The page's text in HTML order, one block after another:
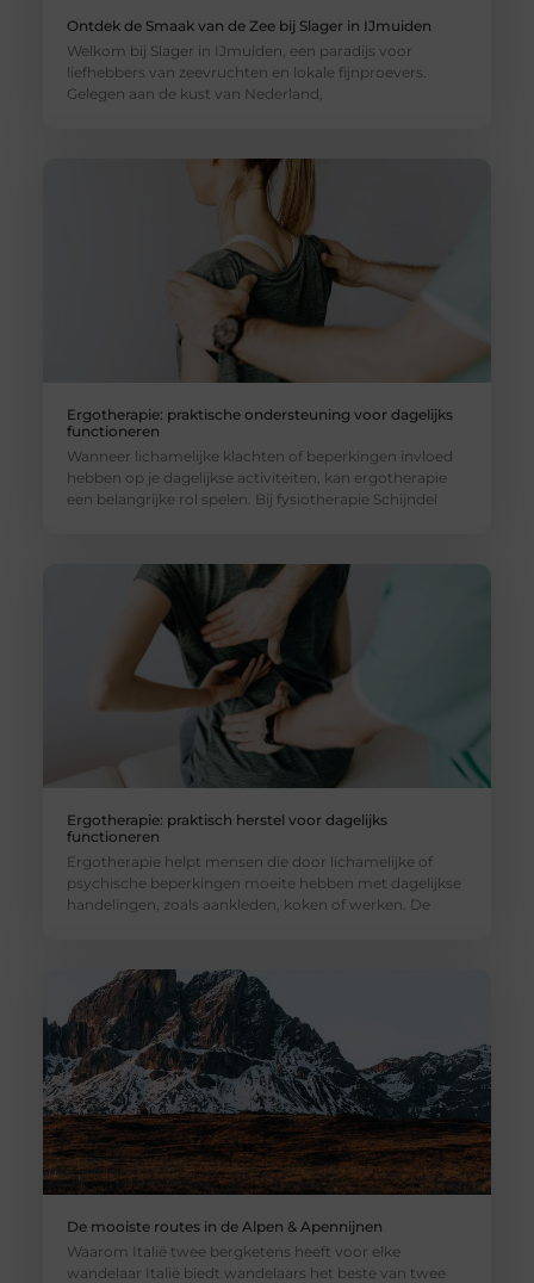
Ontdek de Smaak van de Zee bij Slager in IJmuiden
Welkom bij Slager in IJmuiden, een paradijs voor
liefhebbers van zeevruchten en lokale fijnproevers.
Gelegen aan de kust van Nederland,
Ergotherapie: praktische ondersteuning voor dagelijks
functioneren
Wanneer lichamelijke klachten of beperkingen invloed
hebben op je dagelijkse activiteiten, kan ergotherapie
een belangrijke rol spelen. Bij fysiotherapie Schijndel
Ergotherapie: praktisch herstel voor dagelijks
functioneren
Ergotherapie helpt mensen die door lichamelijke of
psychische beperkingen moeite hebben met dagelijkse
handelingen, zoals aankleden, koken of werken. De
De mooiste routes in de Alpen & Apennijnen
Waarom Italië twee bergketens heeft voor elke
wandelaar Italië biedt wandelaars het beste van twee